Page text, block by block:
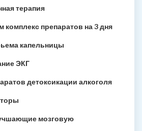
терапия
комплекс препаратов на 3 дня
капельницы
ЭКГ
детоксикации алкоголя
мозговую